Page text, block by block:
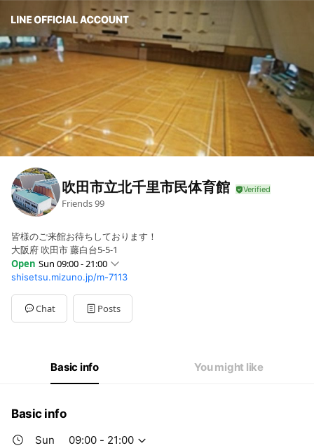
吹田市立北千里市民体育館
Friends99
皆様のご来館お待ちしております！
大阪府 吹田市 藤白台5-5-1
Open Sun 09:00 - 21:00
Sun09:00 - 21:00
Mon09:00 - 21:00
Tue09:00 - 21:00
Wed09:00 - 21:00
09:00 - 21:00
毎月第4月曜日9時-18時お休み ※祝日の場合、翌日火曜日
shisetsu.mizuno.jp/m-7113
Chat Posts
Basic info You might like
Basic info
Sun
09:00 - 21:00